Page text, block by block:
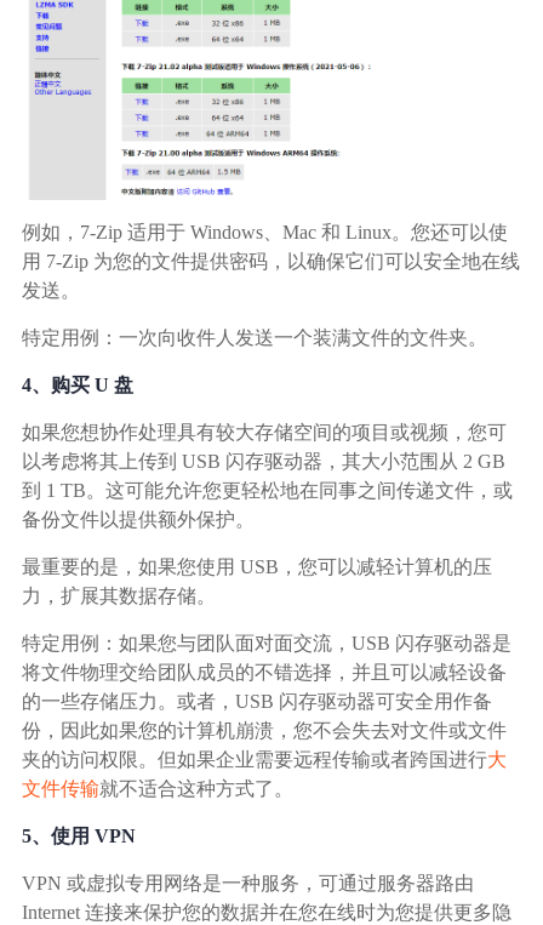
例如，7-Zip 适用于 Windows、Mac 和 Linux。您还可以使
用 7-Zip 为您的文件提供密码，以确保它们可以安全地在线
发送。
特定用例：一次向收件人发送一个装满文件的文件夹。
4、购买 U 盘
如果您想协作处理具有较大存储空间的项目或视频，您可
以考虑将其上传到 USB 闪存驱动器，其大小范围从 2 GB
到 1 TB。这可能允许您更轻松地在同事之间传递文件，或
备份文件以提供额外保护。
最重要的是，如果您使用 USB，您可以减轻计算机的压
力，扩展其数据存储。
特定用例：如果您与团队面对面交流，USB 闪存驱动器是
将文件物理交给团队成员的不错选择，并且可以减轻设备
的一些存储压力。或者，USB 闪存驱动器可安全用作备
份，因此如果您的计算机崩溃，您不会失去对文件或文件
夹的访问权限。但如果企业需要远程传输或者跨国进行大
文件传输就不适合这种方式了。
5、使用 VPN
VPN 或虚拟专用网络是一种服务，可通过服务器路由
Internet 连接来保护您的数据并在您在线时为您提供更多隐